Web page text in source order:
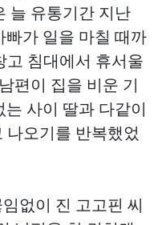
늘 유통기간 지난
빠가 일을 마칠 때까
고 침대에서 휴서울
편이 집을 비운 기
사이 딸과 다같이
나오기를 반복했었
없이 진 고고핀 씨